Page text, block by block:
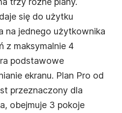
się do użytku
na jednego użytkownika
z maksymalnie 4
podstawowe
ekranu. Plan Pro od
przeznaczony dla
obejmuje 3 pokoje